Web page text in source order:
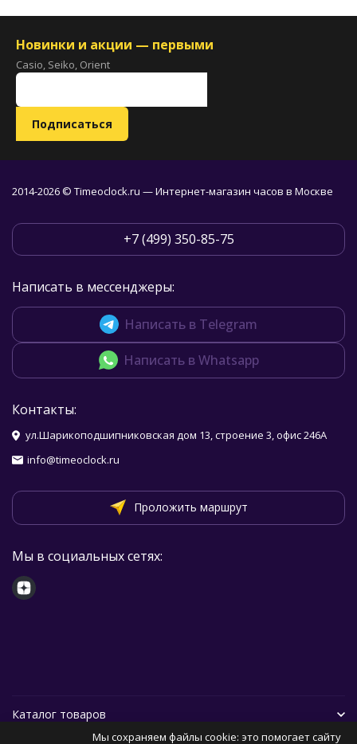
Новинки и акции — первыми
Casio, Seiko, Orient
2014-2026 © Timeoclock.ru — Интернет-магазин часов в Москве
+7 (499) 350-85-75
Написать в мессенджеры:
Написать в Telegram
Написать в Whatsapp
Контакты:
ул.Шарикоподшипниковская дом 13, строение 3, офис 246А
info@timeoclock.ru
Проложить маршрут
Мы в социальных сетях:
Каталог товаров
Мы сохраняем файлы cookie: это помогает сайту